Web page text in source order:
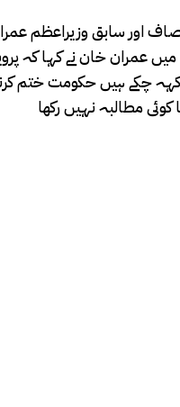
اور سابق وزیراعظم
عمران خان نے کہا کہ
کہہ چکے ہیں حکومت ختم
کوئی مطالبہ نہیں رکھا